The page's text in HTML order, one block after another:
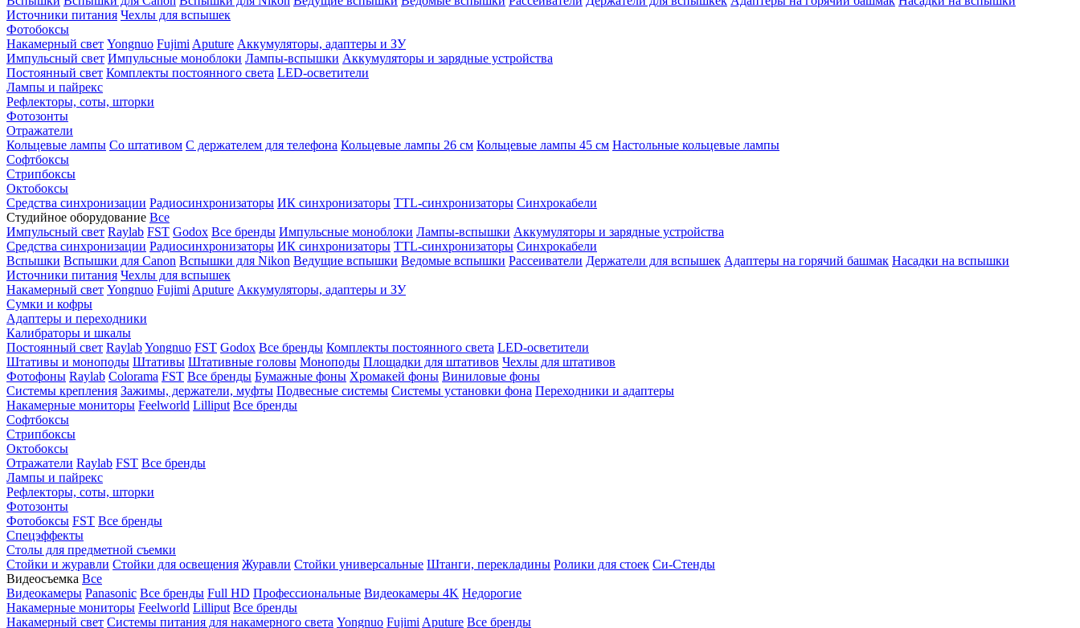
Источники питания Чехлы для вспышек
Фотобоксы
Накамерный свет Yongnuo Fujimi Aputure Аккумуляторы, адаптеры и ЗУ
Импульсный свет Импульсные моноблоки Лампы-вспышки Аккумуляторы и зарядные устройства
Постоянный свет Комплекты постоянного света LED-осветители
Лампы и пайрекс
Рефлекторы, соты, шторки
Фотозонты
Отражатели
Кольцевые лампы Со штативом С держателем для телефона Кольцевые лампы 26 см Кольцевые лампы 45 см Настольные кольцевые лампы
Софтбоксы
Стрипбоксы
Октобоксы
Средства синхронизации Радиосинхронизаторы ИК синхронизаторы TTL-синхронизаторы Синхрокабели
Студийное оборудование Все
Импульсный свет Raylab FST Godox Все бренды Импульсные моноблоки Лампы-вспышки Аккумуляторы и зарядные устройства
Средства синхронизации Радиосинхронизаторы ИК синхронизаторы TTL-синхронизаторы Синхрокабели
Вспышки Вспышки для Canon Вспышки для Nikon Ведущие вспышки Ведомые вспышки Рассеиватели Держатели для вспышек Адаптеры на горячий башмак Насадки на вспышки
Источники питания Чехлы для вспышек
Накамерный свет Yongnuo Fujimi Aputure Аккумуляторы, адаптеры и ЗУ
Сумки и кофры
Адаптеры и переходники
Калибраторы и шкалы
Постоянный свет RaylabYongnuo FST Godox Все бренды Комплекты постоянного света LED-осветители
Штативы и моноподы Штативы Штативные головы Моноподы Площадки для штативов Чехлы для штативов
Фотофоны Raylab Colorama FST Все бренды Бумажные фоны Хромакей фоны Виниловые фоны
Системы крепления Зажимы, держатели, муфты Подвесные системы Системы установки фона Переходники и адаптеры
Накамерные мониторы Feelworld Lilliput Все бренды
Софтбоксы
Стрипбоксы
Октобоксы
Отражатели Raylab FST Все бренды
Лампы и пайрекс
Рефлекторы, соты, шторки
Фотозонты
Фотобоксы FST Все бренды
Спецэффекты
Столы для предметной съемки
Стойки и журавли Стойки для освещения Журавли Стойки универсальные Штанги, перекладины Ролики для стоек Си-Стенды
Видеосъемка Все
Видеокамеры Panasonic Все бренды Full HD Профессиональные Видеокамеры 4K Недорогие
Накамерные мониторы Feelworld Lilliput Все бренды
Накамерный свет Системы питания для накамерного света Yongnuo Fujimi Aputure Все бренды